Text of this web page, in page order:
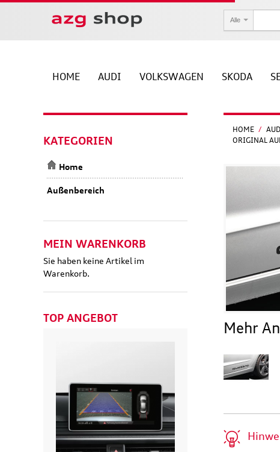
Alle
HOME AUDI VOLKSWAGEN SKODA
HOME /
ORIGINAL
Mehr
KATEGORIEN
Home
Außenbereich
MEIN WARENKORB
Sie haben keine Artikel im
Warenkorb.
TOP ANGEBOT